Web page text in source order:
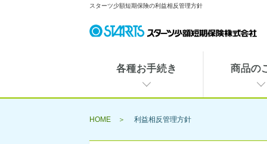
スターツ少額短期保険の利益相反管理方針
各種お手続き 商品の
HOME 利益相反管理方針